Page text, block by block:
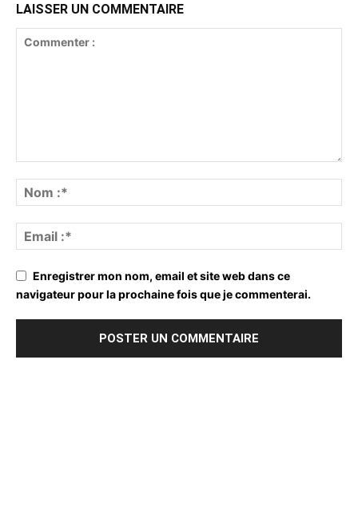
LAISSER UN COMMENTAIRE
Enregistrer mon nom, email et site web dans ce
navigateur pour la prochaine fois que je commenterai.